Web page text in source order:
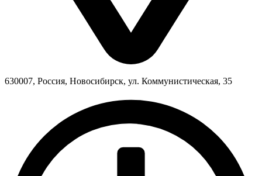
630007, Россия, Новосибирск, ул. Коммунистическая, 35